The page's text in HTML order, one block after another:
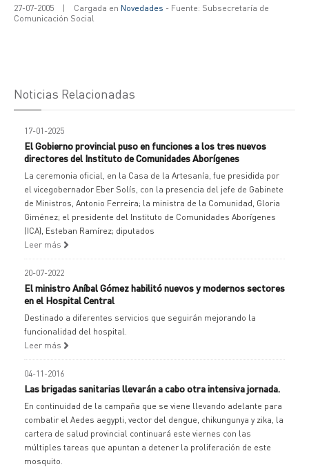
27-07-2005 | Cargada en Novedades - Fuente: Subsecretaría de
Comunicación Social
Noticias Relacionadas
17-01-2025
El Gobierno provincial puso en funciones a los tres nuevos
directores del Instituto de Comunidades Aborígenes
La ceremonia oficial, en la Casa de la Artesanía, fue presidida por
el vicegobernador Eber Solís, con la presencia del jefe de Gabinete
de Ministros, Antonio Ferreira; la ministra de la Comunidad, Gloria
Giménez; el presidente del Instituto de Comunidades Aborígenes
(ICA), Esteban Ramírez; diputados
Leer más
20-07-2022
El ministro Aníbal Gómez habilitó nuevos y modernos sectores
en el Hospital Central
Destinado a diferentes servicios que seguirán mejorando la
funcionalidad del hospital.
Leer más
04-11-2016
Las brigadas sanitarias llevarán a cabo otra intensiva jornada.
En continuidad de la campaña que se viene llevando adelante para
combatir el Aedes aegypti, vector del dengue, chikungunya y zika, la
cartera de salud provincial continuará este viernes con las
múltiples tareas que apuntan a detener la proliferación de este
mosquito.